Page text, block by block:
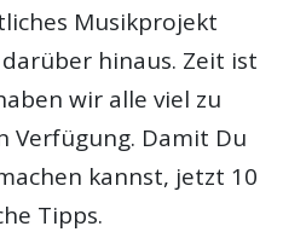
Musikprojekt
hinaus. Zeit ist
wir alle viel zu
Verfügung. Damit Du
kannst, jetzt 10
Tipps.